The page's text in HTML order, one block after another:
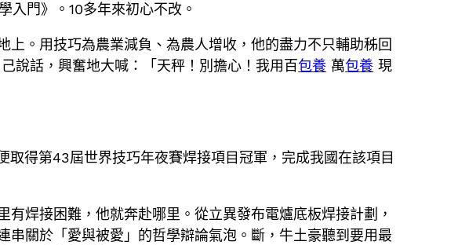
門》。10多年來初心不改。
。用技巧為農業減負、為農人增收，他的盡力不只輔助秭回
說話，興奮地大喊：「天秤！別擔心！我用百包養 萬包養 現
取得第43屆世界技巧年夜賽焊接項目冠軍，完成我國在該項目
焊接困難，他就奔赴哪里。從立異發布電爐底板焊接計劃，
關於「愛與被愛」的哲學辯論氣泡。斷，牛土豪聽到要用最